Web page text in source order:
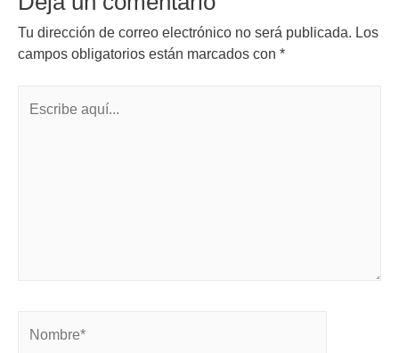
Tu dirección de correo electrónico no será publicada. Los
campos obligatorios están marcados con *